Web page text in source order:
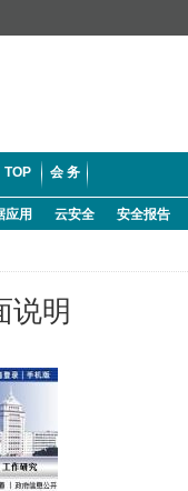
TOP 会 务
应用 云安全 安全报告
说明